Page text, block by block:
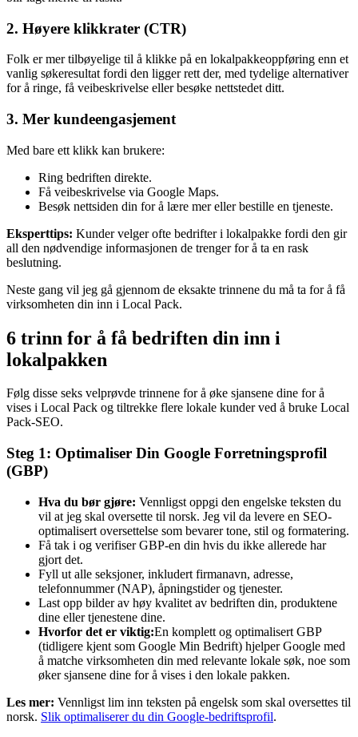
2. Høyere klikkrater (CTR)
Folk er mer tilbøyelige til å klikke på en lokalpakkeoppføring enn et
vanlig søkeresultat fordi den ligger rett der, med tydelige alternativer
for å ringe, få veibeskrivelse eller besøke nettstedet ditt.
3. Mer kundeengasjement
Med bare ett klikk kan brukere:
Ring bedriften direkte.
Få veibeskrivelse via Google Maps.
Besøk nettsiden din for å lære mer eller bestille en tjeneste.
Eksperttips: Kunder velger ofte bedrifter i lokalpakke fordi den gir
all den nødvendige informasjonen de trenger for å ta en rask
beslutning.
Neste gang vil jeg gå gjennom de eksakte trinnene du må ta for å få
virksomheten din inn i Local Pack.
6 trinn for å få bedriften din inn i
lokalpakken
Følg disse seks velprøvde trinnene for å øke sjansene dine for å
vises i Local Pack og tiltrekke flere lokale kunder ved å bruke Local
Pack-SEO.
Steg 1: Optimaliser Din Google Forretningsprofil
(GBP)
Hva du bør gjøre: Vennligst oppgi den engelske teksten du
vil at jeg skal oversette til norsk. Jeg vil da levere en SEO-
optimalisert oversettelse som bevarer tone, stil og formatering.
Få tak i og verifiser GBP-en din hvis du ikke allerede har
gjort det.
Fyll ut alle seksjoner, inkludert firmanavn, adresse,
telefonnummer (NAP), åpningstider og tjenester.
Last opp bilder av høy kvalitet av bedriften din, produktene
dine eller tjenestene dine.
Hvorfor det er viktig:En komplett og optimalisert GBP
(tidligere kjent som Google Min Bedrift) hjelper Google med
å matche virksomheten din med relevante lokale søk, noe som
øker sjansene dine for å vises i den lokale pakken.
Les mer: Vennligst lim inn teksten på engelsk som skal oversettes til
norsk. Slik optimaliserer du din Google-bedriftsprofil.